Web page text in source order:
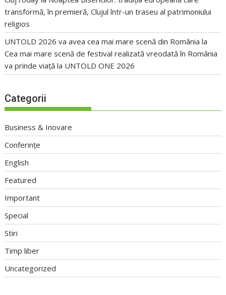
transformă, în premieră, Clujul într-un traseu al patrimoniului
religios
UNTOLD 2026 va avea cea mai mare scenă din România la
Cea mai mare scenă de festival realizată vreodată în România
va prinde viață la UNTOLD ONE 2026
Categorii
Business & Inovare
Conferințe
English
Featured
Important
Special
Stiri
Timp liber
Uncategorized